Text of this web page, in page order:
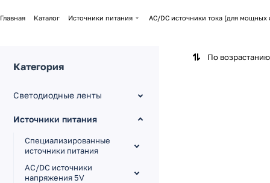
Главная Каталог Источники питания AC/DC источники тока [для мощных
По
Категория
Светодиодные ленты
Источники питания
Специализированные
источники питания
AC/DC источники
напряжения 5V